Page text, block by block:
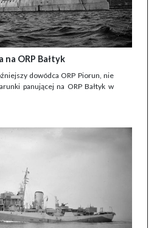
na ORP Bałtyk
dowódca ORP Piorun, nie
panującej na ORP Bałtyk w